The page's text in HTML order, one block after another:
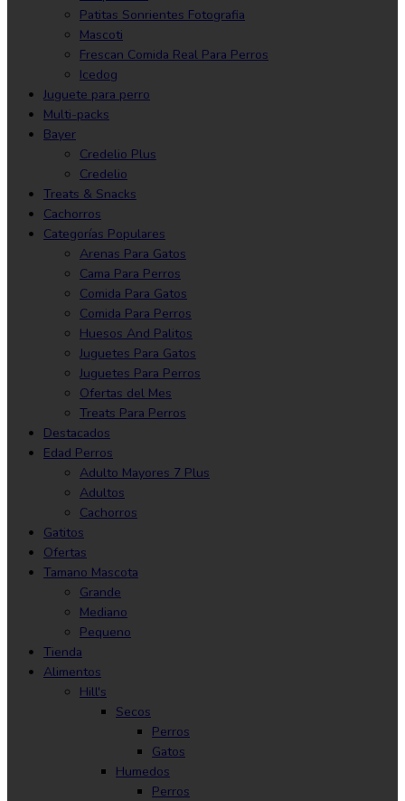
Patitas Sonrientes Fotografia
Mascoti
Frescan Comida Real Para Perros
Icedog
Juguete para perro
Multi-packs
Bayer
Credelio Plus
Credelio
Treats & Snacks
Cachorros
Categorías Populares
Arenas Para Gatos
Cama Para Perros
Comida Para Gatos
Comida Para Perros
Huesos And Palitos
Juguetes Para Gatos
Juguetes Para Perros
Ofertas del Mes
Treats Para Perros
Destacados
Edad Perros
Adulto Mayores 7 Plus
Adultos
Cachorros
Gatitos
Ofertas
Tamano Mascota
Grande
Mediano
Pequeno
Tienda
Alimentos
Hill's
Secos
Perros
Gatos
Humedos
Perros